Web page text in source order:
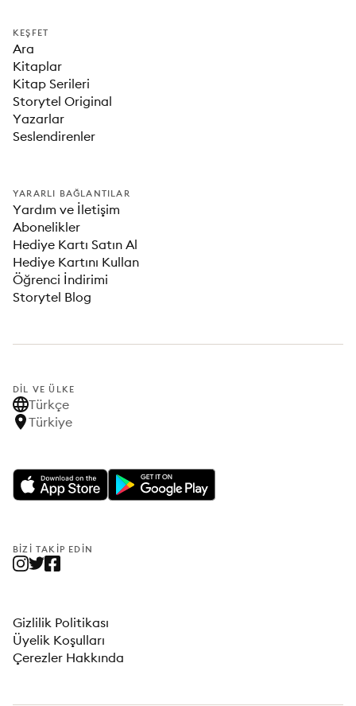
KEŞFET
Ara
Kitaplar
Kitap Serileri
Storytel Original
Yazarlar
Seslendirenler
YARARLI BAĞLANTILAR
Yardım ve İletişim
Abonelikler
Hediye Kartı Satın Al
Hediye Kartını Kullan
Öğrenci İndirimi
Storytel Blog
DIL VE ÜLKE
Türkçe
Türkiye
BIZI TAKIP EDIN
Gizlilik Politikası
Üyelik Koşulları
Çerezler Hakkında